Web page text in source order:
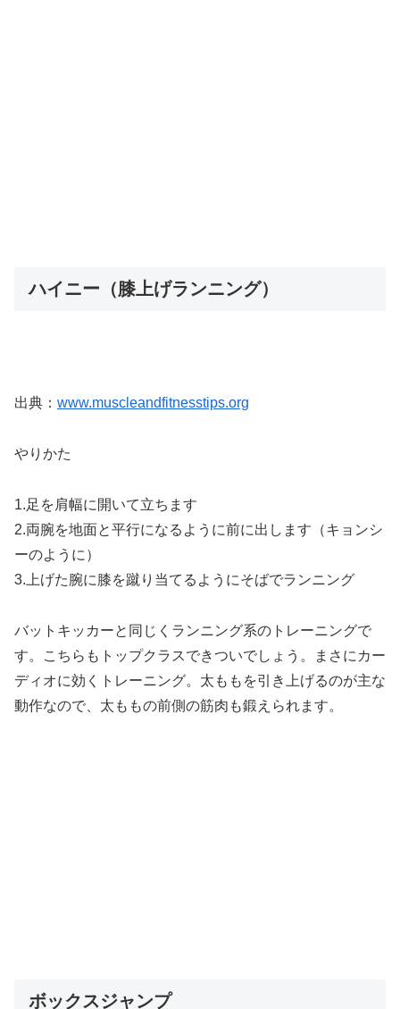
ハイニー（膝上げランニング）
出典： www.muscleandfitnesstips.org
やりかた
1.足を肩幅に開いて立ちます
2.両腕を地面と平行になるように前に出します（キョンシ
ーのように）
3.上げた腕に膝を蹴り当てるようにそばでランニング
バットキッカーと同じくランニング系のトレーニングで
す。こちらもトップクラスできついでしょう。まさにカー
ディオに効くトレーニング。太ももを引き上げるのが主な
動作なので、太ももの前側の筋肉も鍛えられます。
ボックスジャンプ